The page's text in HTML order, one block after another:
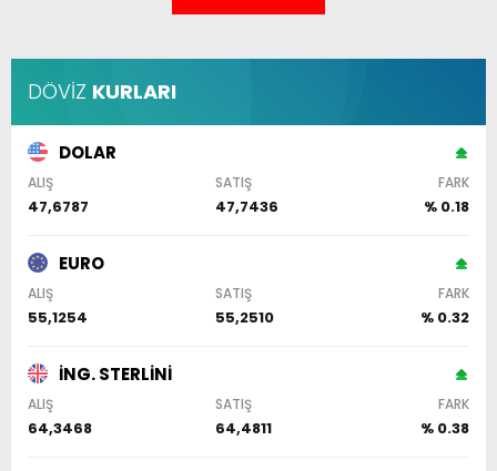
DÖVİZ KURLARI
DOLAR
ALIŞ SATIŞ FARK
47,6787 47,7436 % 0.18
EURO
ALIŞ SATIŞ FARK
55,1254 55,2510 % 0.32
İNG. STERLİNİ
ALIŞ SATIŞ FARK
64,3468 64,4811 % 0.38